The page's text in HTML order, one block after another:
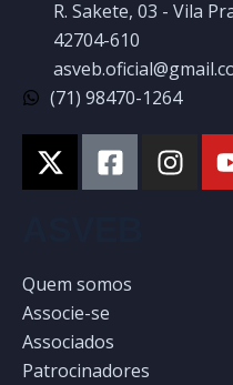
R. Sakete, 03 - Vila
42704-610
(71) 98470-1264
Quem somos
Associe-se
Associados
Patrocinadores